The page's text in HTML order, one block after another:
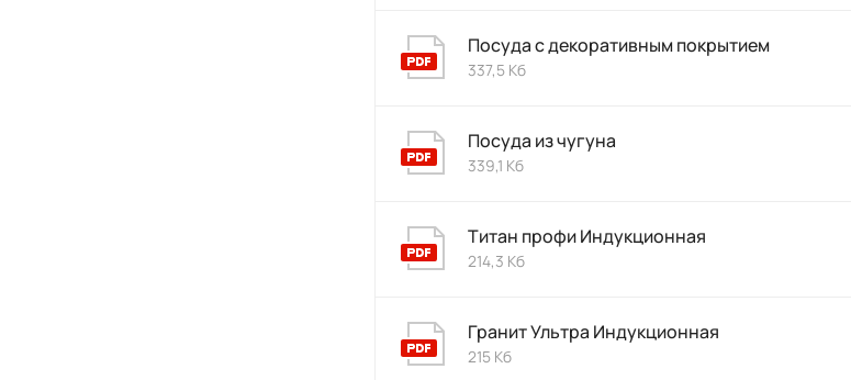
Посуда с декоративным покрытием
337,5 Кб
Посуда из чугуна
339,1 Кб
Титан профи Индукционная
214,3 Кб
Гранит Ультра Индукционная
215 Кб